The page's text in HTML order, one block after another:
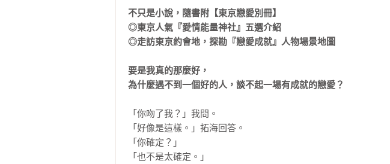
不只是小說，隨書附【東京戀愛別冊】
◎東京人氣『愛情能量神社』五選介紹
◎走訪東京約會地，探勘『戀愛成就』人物場景地圖
要是我真的那麼好，
為什麼遇不到一個好的人，談不起一場有成就的戀愛？
「你吻了我？」我問。
「好像是這樣。」拓海回答。
「你確定？」
「也不是太確定。」